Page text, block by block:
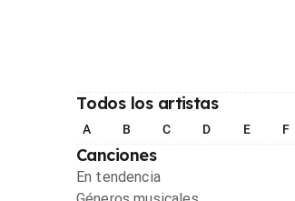
Todos los artistas
A B C D E F
Canciones
En tendencia